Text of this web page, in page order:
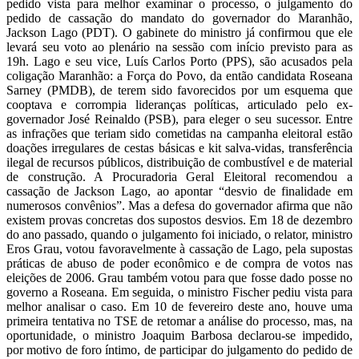
pedido vista para melhor examinar o processo, o julgamento do
pedido de cassação do mandato do governador do Maranhão,
Jackson Lago (PDT). O gabinete do ministro já confirmou que ele
levará seu voto ao plenário na sessão com início previsto para as
19h. Lago e seu vice, Luís Carlos Porto (PPS), são acusados pela
coligação Maranhão: a Força do Povo, da então candidata Roseana
Sarney (PMDB), de terem sido favorecidos por um esquema que
cooptava e corrompia lideranças políticas, articulado pelo ex-
governador José Reinaldo (PSB), para eleger o seu sucessor. Entre
as infrações que teriam sido cometidas na campanha eleitoral estão
doações irregulares de cestas básicas e kit salva-vidas, transferência
ilegal de recursos públicos, distribuição de combustível e de material
de construção. A Procuradoria Geral Eleitoral recomendou a
cassação de Jackson Lago, ao apontar “desvio de finalidade em
numerosos convênios”. Mas a defesa do governador afirma que não
existem provas concretas dos supostos desvios. Em 18 de dezembro
do ano passado, quando o julgamento foi iniciado, o relator, ministro
Eros Grau, votou favoravelmente à cassação de Lago, pela supostas
práticas de abuso de poder econômico e de compra de votos nas
eleições de 2006. Grau também votou para que fosse dado posse no
governo a Roseana. Em seguida, o ministro Fischer pediu vista para
melhor analisar o caso. Em 10 de fevereiro deste ano, houve uma
primeira tentativa no TSE de retomar a análise do processo, mas, na
oportunidade, o ministro Joaquim Barbosa declarou-se impedido,
por motivo de foro íntimo, de participar do julgamento do pedido de